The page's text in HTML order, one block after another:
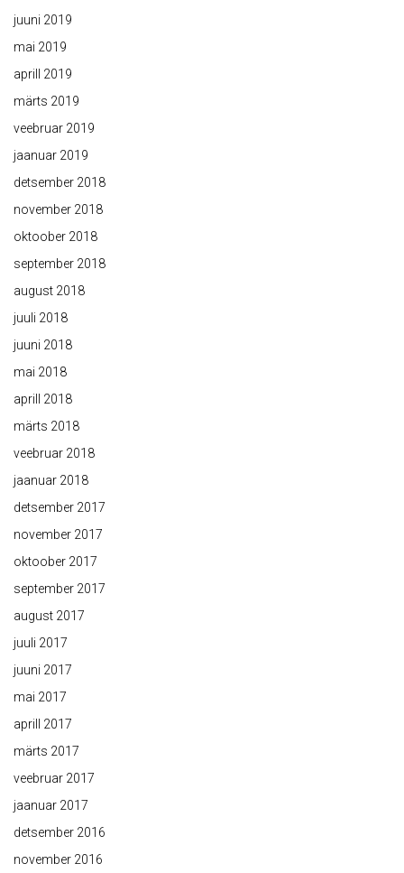
juuni 2019
mai 2019
aprill 2019
märts 2019
veebruar 2019
jaanuar 2019
detsember 2018
november 2018
oktoober 2018
september 2018
august 2018
juuli 2018
juuni 2018
mai 2018
aprill 2018
märts 2018
veebruar 2018
jaanuar 2018
detsember 2017
november 2017
oktoober 2017
september 2017
august 2017
juuli 2017
juuni 2017
mai 2017
aprill 2017
märts 2017
veebruar 2017
jaanuar 2017
detsember 2016
november 2016